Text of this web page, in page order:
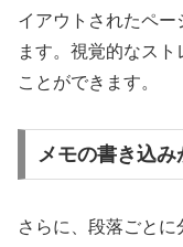
イアウトされたペー
ます。視覚的なス
ことができます。
メモの書き込み
さらに、段落ごと